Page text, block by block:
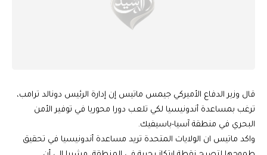
قال وزير الدفاع الأميركي جيمس ماتيس إن إدارة الرئيس دونالد ترامب،
ترغب بمساعدة أندونيسيا لكي تلعب دورا محوريا في توفير الأمن
البحري في منطقة آسيا-باسيفيك.
واكد ماتيس ان الولايات المتحدة تريد مساعدة أندونيسيا في تحقيق